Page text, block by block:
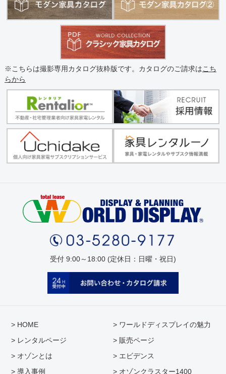
※こちらは撮影専用カタログ抜粋版です。カタログのご請求はこち
らから
受付 9:00～18:00 (定休日：日曜・祝日)
> HOME
> ワールドディスプレイの魅力
> レンタルページ
> 販売ページ
> オゾンとは
> エビデンス
> 導入事例
> オゾンクラスター1400